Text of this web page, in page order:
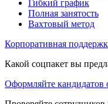
Гибкий график
Полная занятость
Вахтовый метод
Корпоративная
Какой соцпакет вы
Оформляйте кандидатов